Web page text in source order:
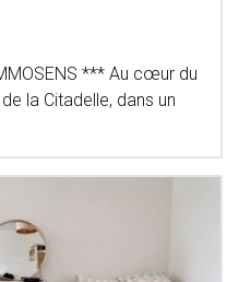
*** Au cœur du
la Citadelle, dans un